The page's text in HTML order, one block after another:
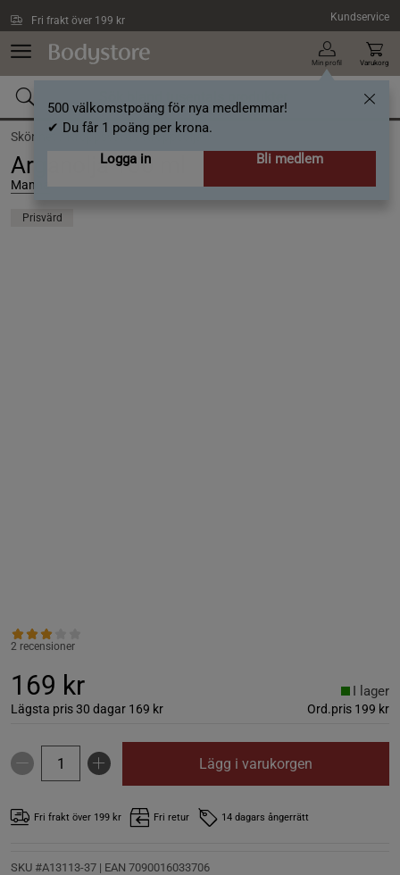
Fri frakt över 199 kr Kundservice
Min profil
500 välkomstpoäng för nya medlemmar!
✔ Du får 1 poäng per krona.
Logga in
Bli medlem
Varukorg
Skönhet /Kroppsvård /Kroppsolja
Arganolja 100 ml
Manna
Prisvärd
2 recensioner
169 kr
Lägsta pris 30 dagar 169 kr Ord.pris 199 kr
I lager
Lägg i varukorgen
Fri frakt över 199 kr Fri retur 14 dagars ångerrätt
SKU #A13113-37 | EAN 7090016033706